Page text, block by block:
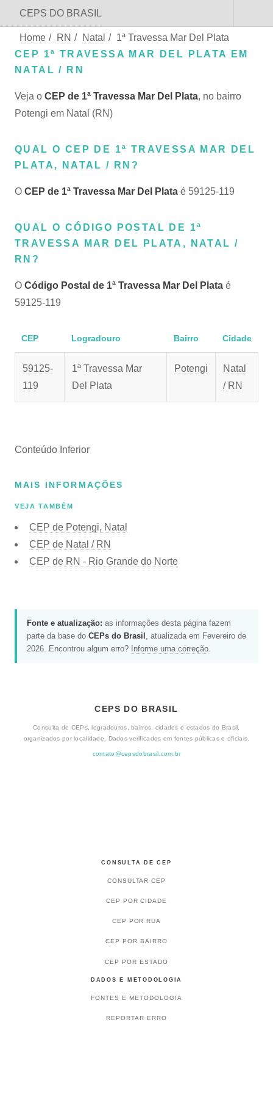
CEPS DO BRASIL
Home / RN / Natal / 1ª Travessa Mar Del Plata
CEP 1ª TRAVESSA MAR DEL PLATA EM
NATAL / RN
Veja o CEP de 1ª Travessa Mar Del Plata, no bairro
Potengi em Natal (RN)
QUAL O CEP DE 1ª TRAVESSA MAR DEL
PLATA, NATAL / RN?
O CEP de 1ª Travessa Mar Del Plata é 59125-119
QUAL O CÓDIGO POSTAL DE 1ª
TRAVESSA MAR DEL PLATA, NATAL /
RN?
O Código Postal de 1ª Travessa Mar Del Plata é
59125-119
CEP Logradouro Bairro Cidade
59125-
119
1ª Travessa Mar
Del Plata
Potengi
Natal
/ RN
Conteúdo Inferior
MAIS INFORMAÇÕES
VEJA TAMBÉM
CEP de Potengi, Natal
CEP de Natal / RN
CEP de RN - Rio Grande do Norte
Fonte e atualização: as informações desta página fazem
parte da base do CEPs do Brasil , atualizada em Fevereiro de
2026. Encontrou algum erro? Informe uma correção.
CEPS DO BRASIL
Consulta de CEPs, logradouros, bairros, cidades e estados do Brasil,
organizados por localidade. Dados verificados em fontes públicas e oficiais.
contato@cepsdobrasil.com.br
CONSULTA DE CEP
CONSULTAR CEP
CEP POR CIDADE
CEP POR RUA
CEP POR BAIRRO
CEP POR ESTADO
DADOS E METODOLOGIA
FONTES E METODOLOGIA
REPORTAR ERRO